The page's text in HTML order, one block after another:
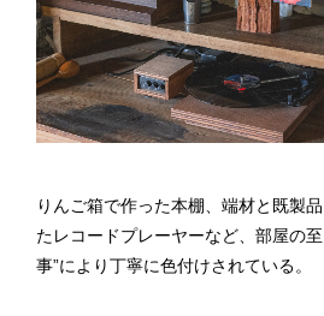
りんご箱で作った本棚、端材と既製
たレコードプレーヤーなど、部屋の
事”により丁寧に色付けされている。